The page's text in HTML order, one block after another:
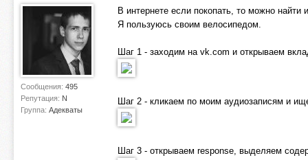
Сообщения: 495
Репутация: N
Группа: Адекваты
В интернете если покопать, то можно
Я пользуюсь своим велосипедом.
Шаг 1 - заходим на vk.com и открываем
Шаг 2 - кликаем по моим аудиозаписям и
Шаг 3 - открываем response, выделяем